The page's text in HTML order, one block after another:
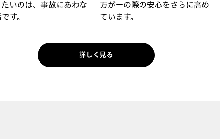
たいのは、事故にあわな
す。
万が一の際の安心をさらに高め
ています。
詳しく見る